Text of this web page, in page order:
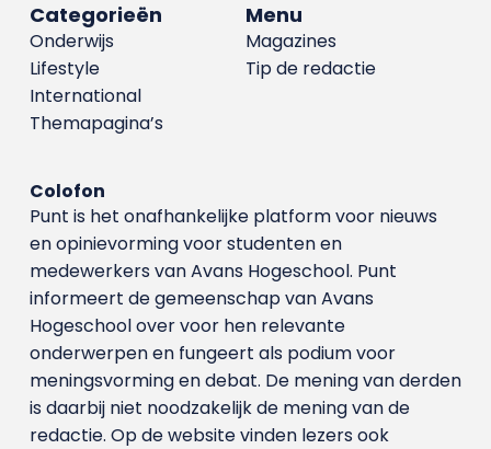
Menu
Magazines
Tip de redactie
Categorieën
Onderwijs
Lifestyle
International
Themapagina’s
Colofon
Punt is het onafhankelijke platform voor nieuws
en opinievorming voor studenten en
medewerkers van Avans Hoge­school. Punt
informeert de gemeenschap van Avans
Hogeschool over voor hen relevante
onderwerpen en fungeert als podium voor
meningsvorming en debat. De mening van derden
is daarbij niet noodzakelijk de mening van de
redactie. Op de website vinden lezers ook